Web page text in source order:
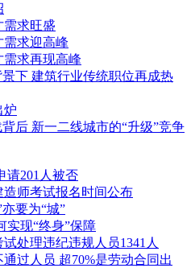
需求旺盛
求迎高峰
求再现高峰
景下 建筑行业传统职位再成热
炉
背后 新一二线城市的“升级”竞争
请201人被否
造师考试报名时间公布
要为“城”
实现“终身”保障
处理违纪违规人员1341人
过人员 超70%是劳动合同出